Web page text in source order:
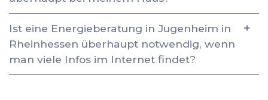
Ist eine Energieberatung in Jugenheim in
Rheinhessen überhaupt notwendig, wenn
man viele Infos im Internet findet?